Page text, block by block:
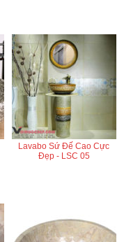
Lavabo Sứ Đế Cao Cực
Đẹp - LSC 05